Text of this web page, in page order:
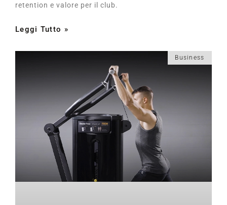
retention e valore per il club.
Leggi Tutto »
Business